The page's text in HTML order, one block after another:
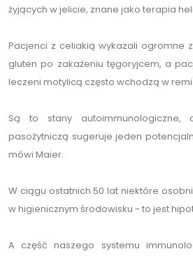
żyjących w jelicie, znane jako terapia
Pacjenci z celiakią wykazali ogromne
gluten po zakażeniu tęgoryjcem, a
leczeni motylicą często wchodzą w
Są to stany
pasożytniczą sugeruje jeden
mówi Maier.
W ciągu ostatnich 50 lat niektóre
w higienicznym środowisku - to jest
A część naszego systemu